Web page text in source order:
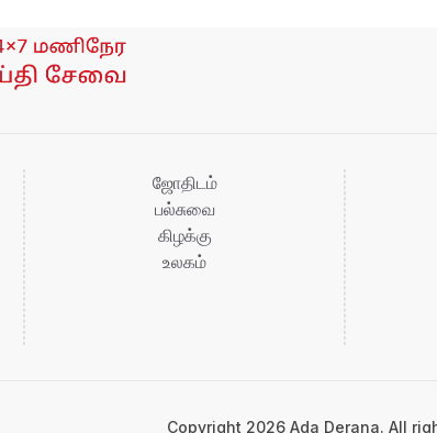
ஜோதிடம்
பல்சுவை
கிழக்கு
உலகம்
Copyright 2026Ada Derana. All